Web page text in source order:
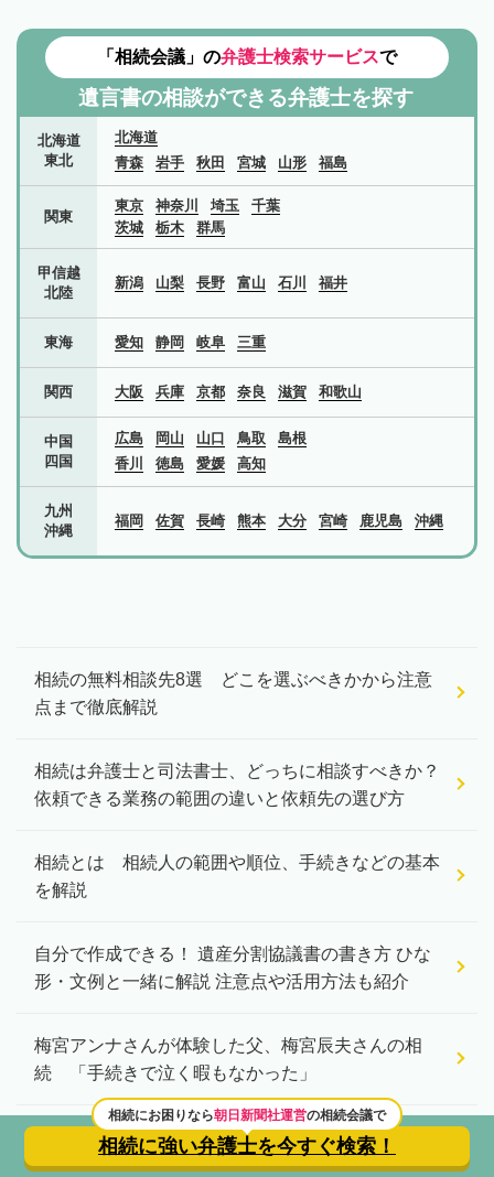
「相続会議」の弁護士検索サービスで
遺言書の相談ができる弁護士を探す
北海道
東北
北海道
青森
岩手 秋田 宮城 山形 福島
関東
東京 神奈川 埼玉
千葉
茨城
栃木 群馬
甲信越
北陸
新潟 山梨 長野 富山 石川 福井
東海 愛知 静岡 岐阜 三重
関西 大阪 兵庫 京都 奈良 滋賀 和歌山
中国
四国
広島 岡山 山口 鳥取
島根
香川
徳島 愛媛 高知
九州
沖縄
福岡 佐賀 長崎 熊本 大分 宮崎 鹿児島 沖縄
相続の無料相談先8選 どこを選ぶべきかから注意
点まで徹底解説
相続は弁護士と司法書士、どっちに相談すべきか？
依頼できる業務の範囲の違いと依頼先の選び方
相続とは 相続人の範囲や順位、手続きなどの基本
を解説
自分で作成できる！ 遺産分割協議書の書き方 ひな
形・文例と一緒に解説 注意点や活用方法も紹介
梅宮アンナさんが体験した父、梅宮辰夫さんの相
続 「手続きで泣く暇もなかった」
相続にお困りなら朝日新聞社運営の相続会議で
相続に強い弁護士を今すぐ検索！